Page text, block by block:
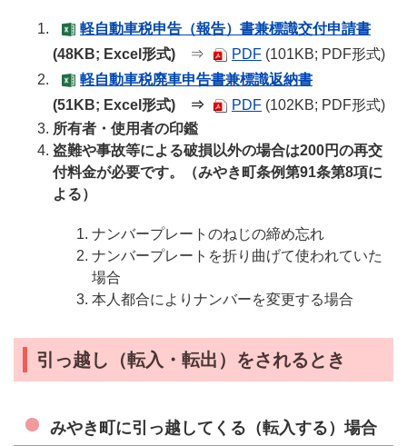
軽自動車税申告（報告）書兼標識交付申請書
(48KB; Excel形式)
⇒ PDF (101KB; PDF形式)
軽自動車税廃車申告書兼標識返納書
(51KB; Excel形式)
⇒ PDF (102KB; PDF形式)
所有者・使用者の印鑑
盗難や事故等による破損以外の場合は200円の再交
付料金が必要です。（みやき町条例第91条第8項に
よる）
ナンバープレートのねじの締め忘れ
ナンバープレートを折り曲げて使われていた
場合
本人都合によりナンバーを変更する場合
引っ越し（転入・転出）をされるとき
みやき町に引っ越してくる（転入する）場合